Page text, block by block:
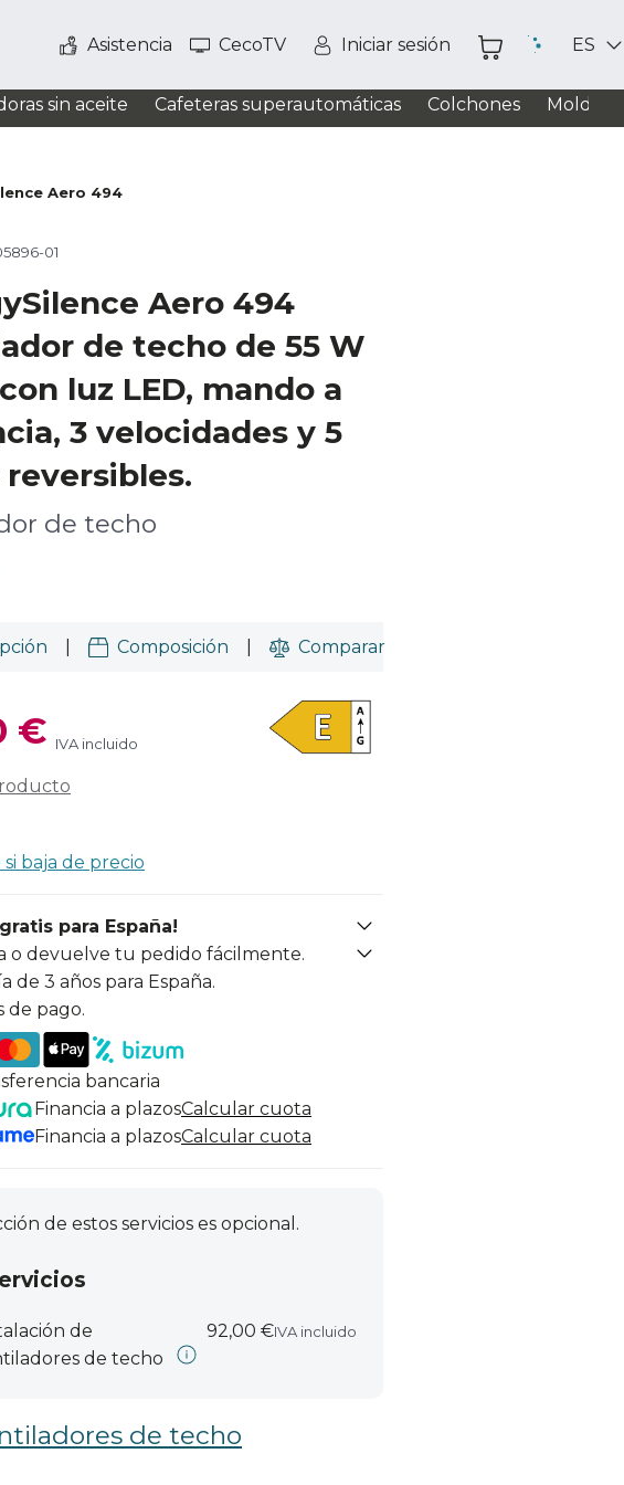
Asistencia CecoTV Iniciar sesión ES
sin aceite Cafeteras superautomáticas Colchones
Aero 494
01
Aero 494
de techo de 55 W
luz LED, mando a
3 velocidades y 5
reversibles.
de techo
Composición Comparar
€ IVA incluido
si baja de precio
para España!
o devuelve tu pedido fácilmente.
de 3 años para España.
de pago.
bancaria
Financia a plazosCalcular cuota
Financia a plazosCalcular cuota
de estos servicios es opcional.
de
de techo
92,00 €IVA incluido
de techo